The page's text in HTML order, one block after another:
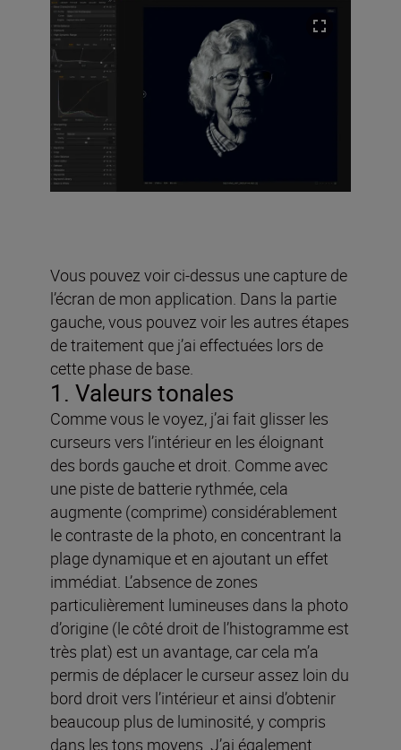
Vous pouvez voir ci-dessus une capture de
l’écran de mon application. Dans la partie
gauche, vous pouvez voir les autres étapes
de traitement que j’ai effectuées lors de
cette phase de base.
1. Valeurs tonales
Comme vous le voyez, j’ai fait glisser les
curseurs vers l’intérieur en les éloignant
des bords gauche et droit. Comme avec
une piste de batterie rythmée, cela
augmente (comprime) considérablement
le contraste de la photo, en concentrant la
plage dynamique et en ajoutant un effet
immédiat. L’absence de zones
particulièrement lumineuses dans la photo
d’origine (le côté droit de l’histogramme est
très plat) est un avantage, car cela m’a
permis de déplacer le curseur assez loin du
bord droit vers l’intérieur et ainsi d’obtenir
beaucoup plus de luminosité, y compris
dans les tons moyens. J’ai également